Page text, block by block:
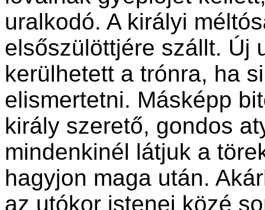
uralkodó. A királyi
elsőszülöttjére szállt. Új
kerülhetett a trónra, ha
elismertetni. Másképp
király szerető, gondos
mindenkinél látjuk a
hagyjon maga után.
az utókor istenei közé